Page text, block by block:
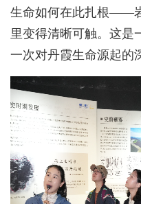
生命如何在此扎根——
里变得清晰可触。这是
一次对丹霞生命源起的